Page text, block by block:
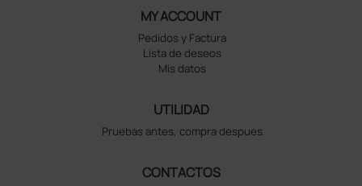
MY ACCOUNT
Pedidos y Factura
Lista de deseos
Mis datos
UTILIDAD
Pruebas antes, compra despues
CONTACTOS